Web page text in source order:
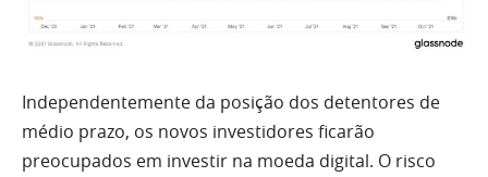
Independentemente da posição dos detentores de
médio prazo, os novos investidores ficarão
preocupados em investir na moeda digital. O risco